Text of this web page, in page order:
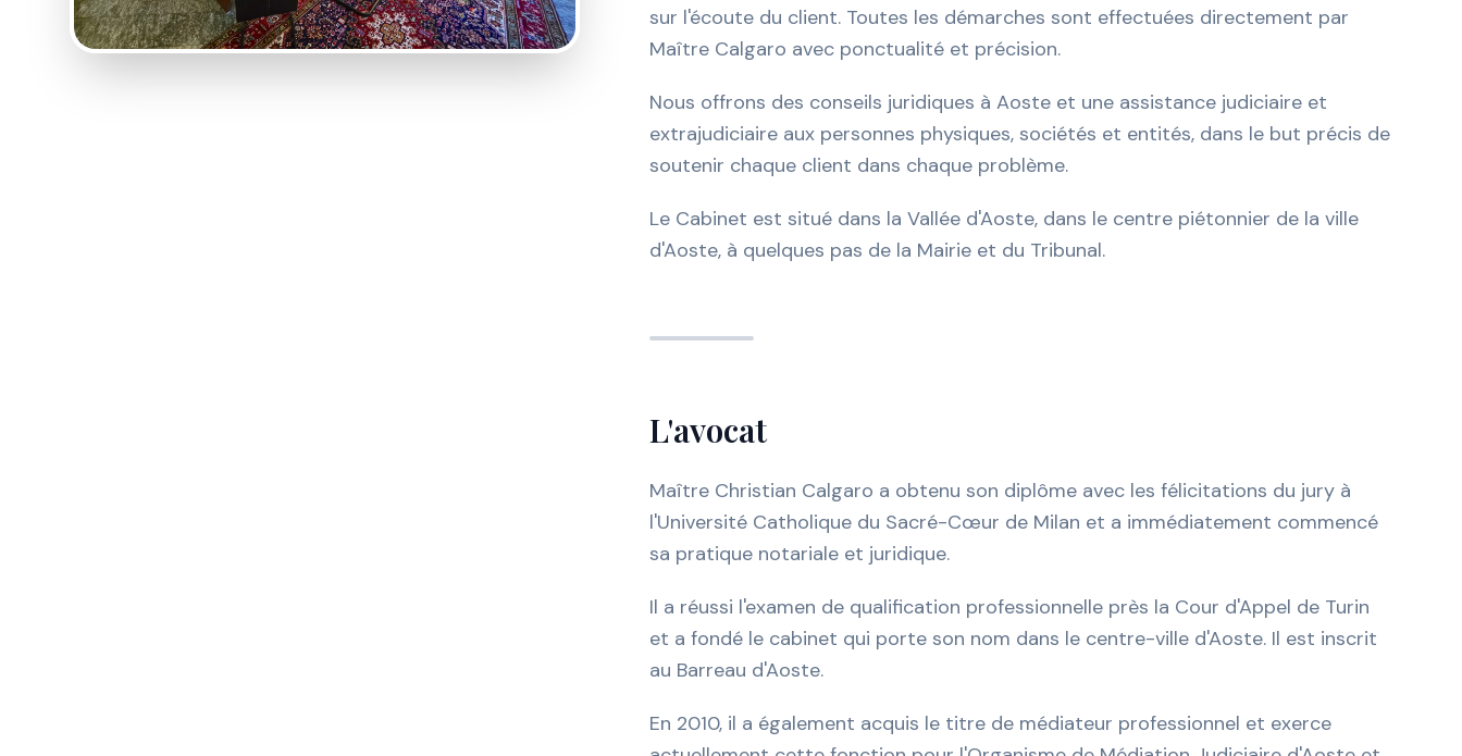
sur l'écoute du client. Toutes les démarches sont effectuées directement par
Maître Calgaro avec ponctualité et précision.
Nous offrons des conseils juridiques à Aoste et une assistance judiciaire et
extrajudiciaire aux personnes physiques, sociétés et entités, dans le but précis de
soutenir chaque client dans chaque problème.
Le Cabinet est situé dans la Vallée d'Aoste, dans le centre piétonnier de la ville
d'Aoste, à quelques pas de la Mairie et du Tribunal.
L'avocat
Maître Christian Calgaro a obtenu son diplôme avec les félicitations du jury à
l'Université Catholique du Sacré-Cœur de Milan et a immédiatement commencé
sa pratique notariale et juridique.
Il a réussi l'examen de qualification professionnelle près la Cour d'Appel de Turin
et a fondé le cabinet qui porte son nom dans le centre-ville d'Aoste. Il est inscrit
au Barreau d'Aoste.
En 2010, il a également acquis le titre de médiateur professionnel et exerce